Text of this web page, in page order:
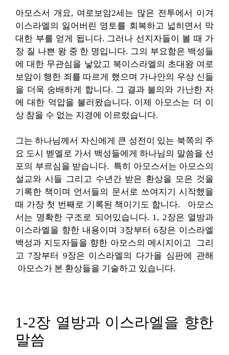
아모스서 개요, 여로보암2세는 많은 전투에서 이겨
이스라엘의 잃어버린 영토를 회복하고 넓히면서 막
대한 부를 얻게 됩니다. 그러나 선지자들이 볼 때 가
장 질 나쁜 왕 중 한 명입니다. 그의 부요함은 백성들
에 대한 무관심을 낳았고 북이스라엘의 초대왕 여로
보암이 행한 죄를 따르게 했으며 가나안의 우상 신들
을 더욱 숭배하게 합니다. 그 결과 불의와 가난한 자
에 대한 억압을 불러왔습니다. 이제 아모스는 더 이
상 참을 수 없는 지경에 이르렀습니다.
그는 하나님께서 자신에게 큰 성전이 있는 북쪽의 주
요 도시 벧엘로 가서 백성들에게 하나님의 말씀을 선
포의 부르심을 받습니다. 특히 아모스서는 아모스의
설교와 시들 그리고 수년간 받은 환상을 모은 것을
기록한 책이며 언서들의 문서로 쓰여지기 시작했을
때 가장 첫 번째로 기록된 책이기도 합니다. 아모스
서는 명확한 구조로 되어있습니다. 1, 2장은 열방과
이스라엘을 향한 내용이며 3장부터 6장은 이스라엘
백성과 지도자들을 향한 아모스의 메시지이고 그리
고 7장부터 9장은 이스라엘의 다가올 심판에 관해
아모스가 본 환상들을 기술하고 있습니다.
1-2장 열방과 이스라엘을 향한
말씀